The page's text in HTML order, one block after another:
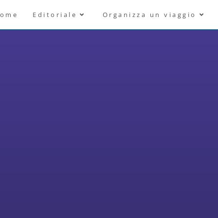
Editoriale Organizza un viaggio